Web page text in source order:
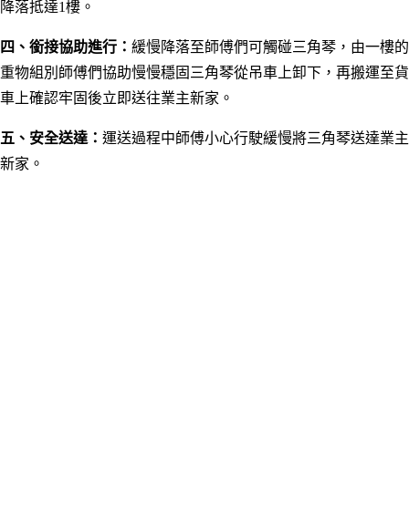
降落抵達1樓 。
四、銜接協助進行 ： 緩慢降落至師傅們可觸碰三角琴 ，由一樓的
重物組別師傅們協助慢慢穩固三角琴從吊車上卸下，再搬運至貨
車上確認牢固後立即送往業主新家。
五、安全送達 ： 運送過程中師傅小心行駛緩慢將三角琴送達業主
新家 。